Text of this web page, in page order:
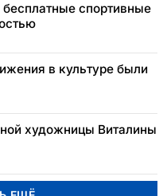
спортивные
в культуре были
художницы Виталины